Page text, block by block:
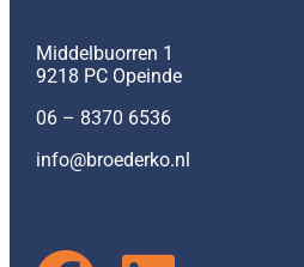
Middelbuorren 1
9218 PC Opeinde
06 – 8370 6536
info@broederko.nl